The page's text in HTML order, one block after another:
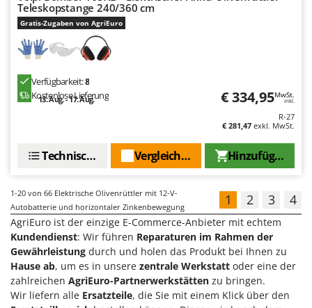
Teleskopstange 240/360 cm
Gratis-Zugaben von AgriEuro
Verfügbarkeit:8
Kostenlose Lieferung
13. Aug. - 17. Aug. € 334,95MwSt.
inkl.
R-27
€ 281,47 exkl. MwSt.
Hinzufügen
Vergleichen Sie
Technische Daten
1-20 von 66 Elektrische Olivenrüttler mit 12-V-
Autobatterie und horizontaler Zinkenbewegung
1 2 3 4
AgriEuro ist der einzige E-Commerce-Anbieter mit echtem
Kundendienst: Wir führen Reparaturen im Rahmen der
Gewährleistung durch und holen das Produkt bei Ihnen zu
Hause ab, um es in unsere zentrale Werkstatt oder eine der
zahlreichen AgriEuro-Partnerwerkstätten zu bringen.
Wir liefern alle Ersatzteile, die Sie mit einem Klick über den